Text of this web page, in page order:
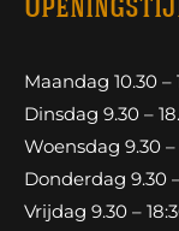
Maandag 10.30 –
Dinsdag 9.30 –
Woensdag 9.30 –
Donderdag 9.30
Vrijdag 9.30 –